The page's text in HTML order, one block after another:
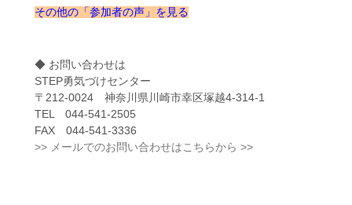
その他の「参加者の声」を見る
◆ お問い合わせは
STEP勇気づけセンター
〒212-0024 神奈川県川崎市幸区塚越4-314-1
TEL 044-541-2505
FAX 044-541-3336
>> メールでのお問い合わせはこちらから >>